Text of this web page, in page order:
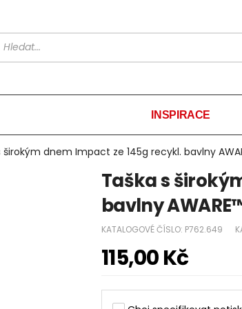
INSPIRACE
širokým dnem Impact ze 145g recykl. bavlny
Taška s
bavlny
KATALOGOVÉ ČÍSLO: P762.649
115,00Kč